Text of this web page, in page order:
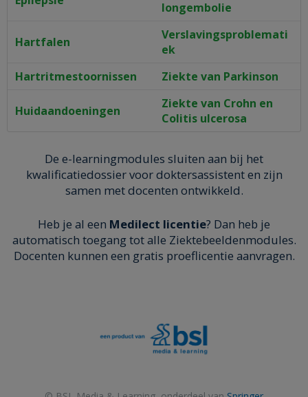
longembolie
Hartfalen
Verslavingsproblemati
ek
Hartritmestoornissen
Ziekte van Parkinson
Huidaandoeningen
Ziekte van Crohn en
Colitis ulcerosa
De e-learningmodules sluiten aan bij het
kwalificatiedossier voor doktersassistent en zijn
samen met docenten ontwikkeld.
Heb je al een Medilect licentie? Dan heb je
automatisch toegang tot alle Ziektebeeldenmodules.
Docenten kunnen een gratis proeflicentie aanvragen.